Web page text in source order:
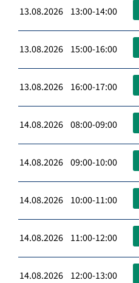
13.08.2026 13:00-14:00
13.08.2026 15:00-16:00
13.08.2026 16:00-17:00
14.08.2026 08:00-09:00
14.08.2026 09:00-10:00
14.08.2026 10:00-11:00
14.08.2026 11:00-12:00
14.08.2026 12:00-13:00